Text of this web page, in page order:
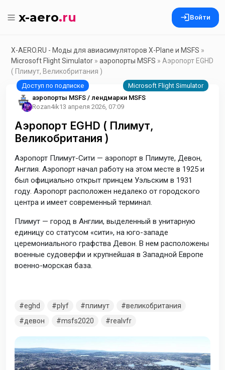
x-aero.ru Войти
X-AERO.RU - Моды для авиасимуляторов X-Plane и MSFS »
Microsoft Flight Simulator » аэропорты MSFS » Аэропорт EGHD
( Плимут, Великобритания )
аэропорты MSFS / лендмарки MSFS
Rozan4ik13 апреля 2026, 07:09
Аэропорт EGHD ( Плимут,
Великобритания )
Аэропорт Плимут-Сити — аэропорт в Плимуте, Девон,
Англия. Аэропорт начал работу на этом месте в 1925 и
был официально открыт принцем Уэльским в 1931
году. Аэропорт расположен недалеко от городского
центра и имеет современный терминал.
Плимут — город в Англии, выделенный в унитарную
единицу со статусом «сити», на юго-западе
церемониального графства Девон. В нем расположены
военные судоверфи и крупнейшая в Западной Европе
военно-морская база.
eghd plyf плимут
великобритания
девон
msfs2020 realvfr